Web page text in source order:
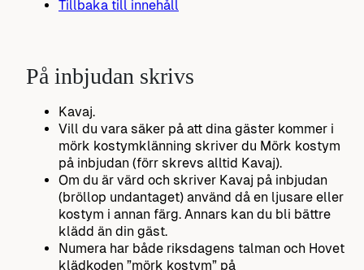
Tillbaka till innehåll
På inbjudan skrivs
Kavaj.
Vill du vara säker på att dina gäster kommer i
mörk kostymklänning skriver du Mörk kostym
på inbjudan (förr skrevs alltid Kavaj).
Om du är värd och skriver Kavaj på inbjudan
(bröllop undantaget) använd då en ljusare eller
kostym i annan färg. Annars kan du bli bättre
klädd än din gäst.
Numera har både riksdagens talman och Hovet
klädkoden ”mörk kostym” på